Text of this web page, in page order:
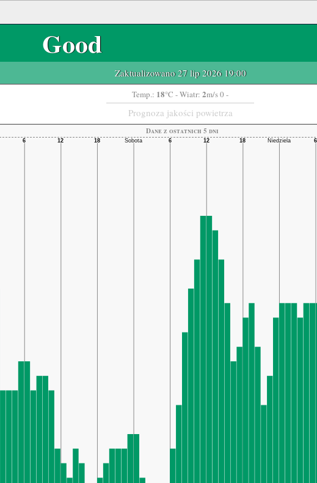
Good
Zaktualizowano 27 lip 2026 19:00
Temp.: 18°C - Wiatr: 2m/s 0 -
Prognoza jakości powietrza
Dane z ostatnich 5 dni